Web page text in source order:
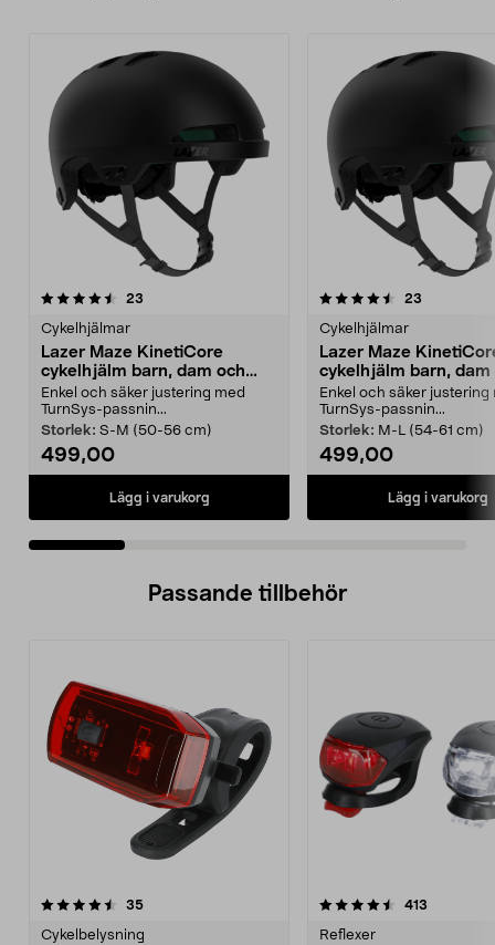
23
Cykelhjälmar
Lazer Maze KinetiCore
cykelhjälm barn, dam och
herr
Enkel och säker justering med
TurnSys-passnin...
Storlek: S-M (50-56 cm)
499,00
Lägg i varukorg
4.5 av 5 stjärnor 23
Cykelhjälmar
Lazer Maze
cykelhjälm barn, dam
herr
Enkel och säker justering
TurnSys-passnin...
Storlek: M-L (54-61 cm)
499,00
Lägg i varukorg
4.5 av 5 stjärnor
Passande tillbehör
35recensioner
Cykelbelysning
4.5av 5 stjärnor 413
Reflexer
4.5av 5 stjärnor